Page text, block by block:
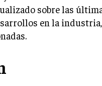
Y
sobre las
en la